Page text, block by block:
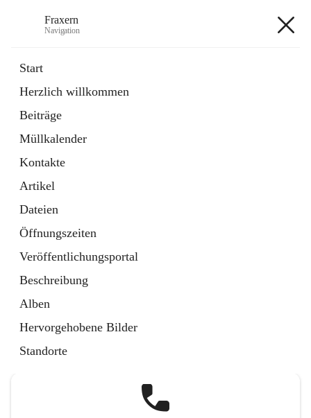
Fraxern
Navigation
Start
Herzlich willkommen
Beiträge
Müllkalender
Kontakte
Artikel
Dateien
Öffnungszeiten
Veröffentlichungsportal
Beschreibung
Alben
Hervorgehobene Bilder
Standorte
Ordner
in
Tab
Formulare
Artikel
öffnet
in
neuem
Tab